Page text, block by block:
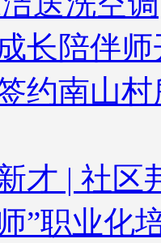
长陪伴
约南山
才 | 社区
”职业化